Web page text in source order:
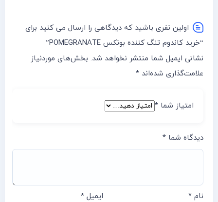
اولین نفری باشید که دیدگاهی را ارسال می کنید برای
“خرید کاندوم تنگ کننده بونکس POMEGRANATE”
نشانی ایمیل شما منتشر نخواهد شد. بخش‌های موردنیاز
علامت‌گذاری شده‌اند *
امتیاز شما *
دیدگاه شما *
نام * ایمیل*